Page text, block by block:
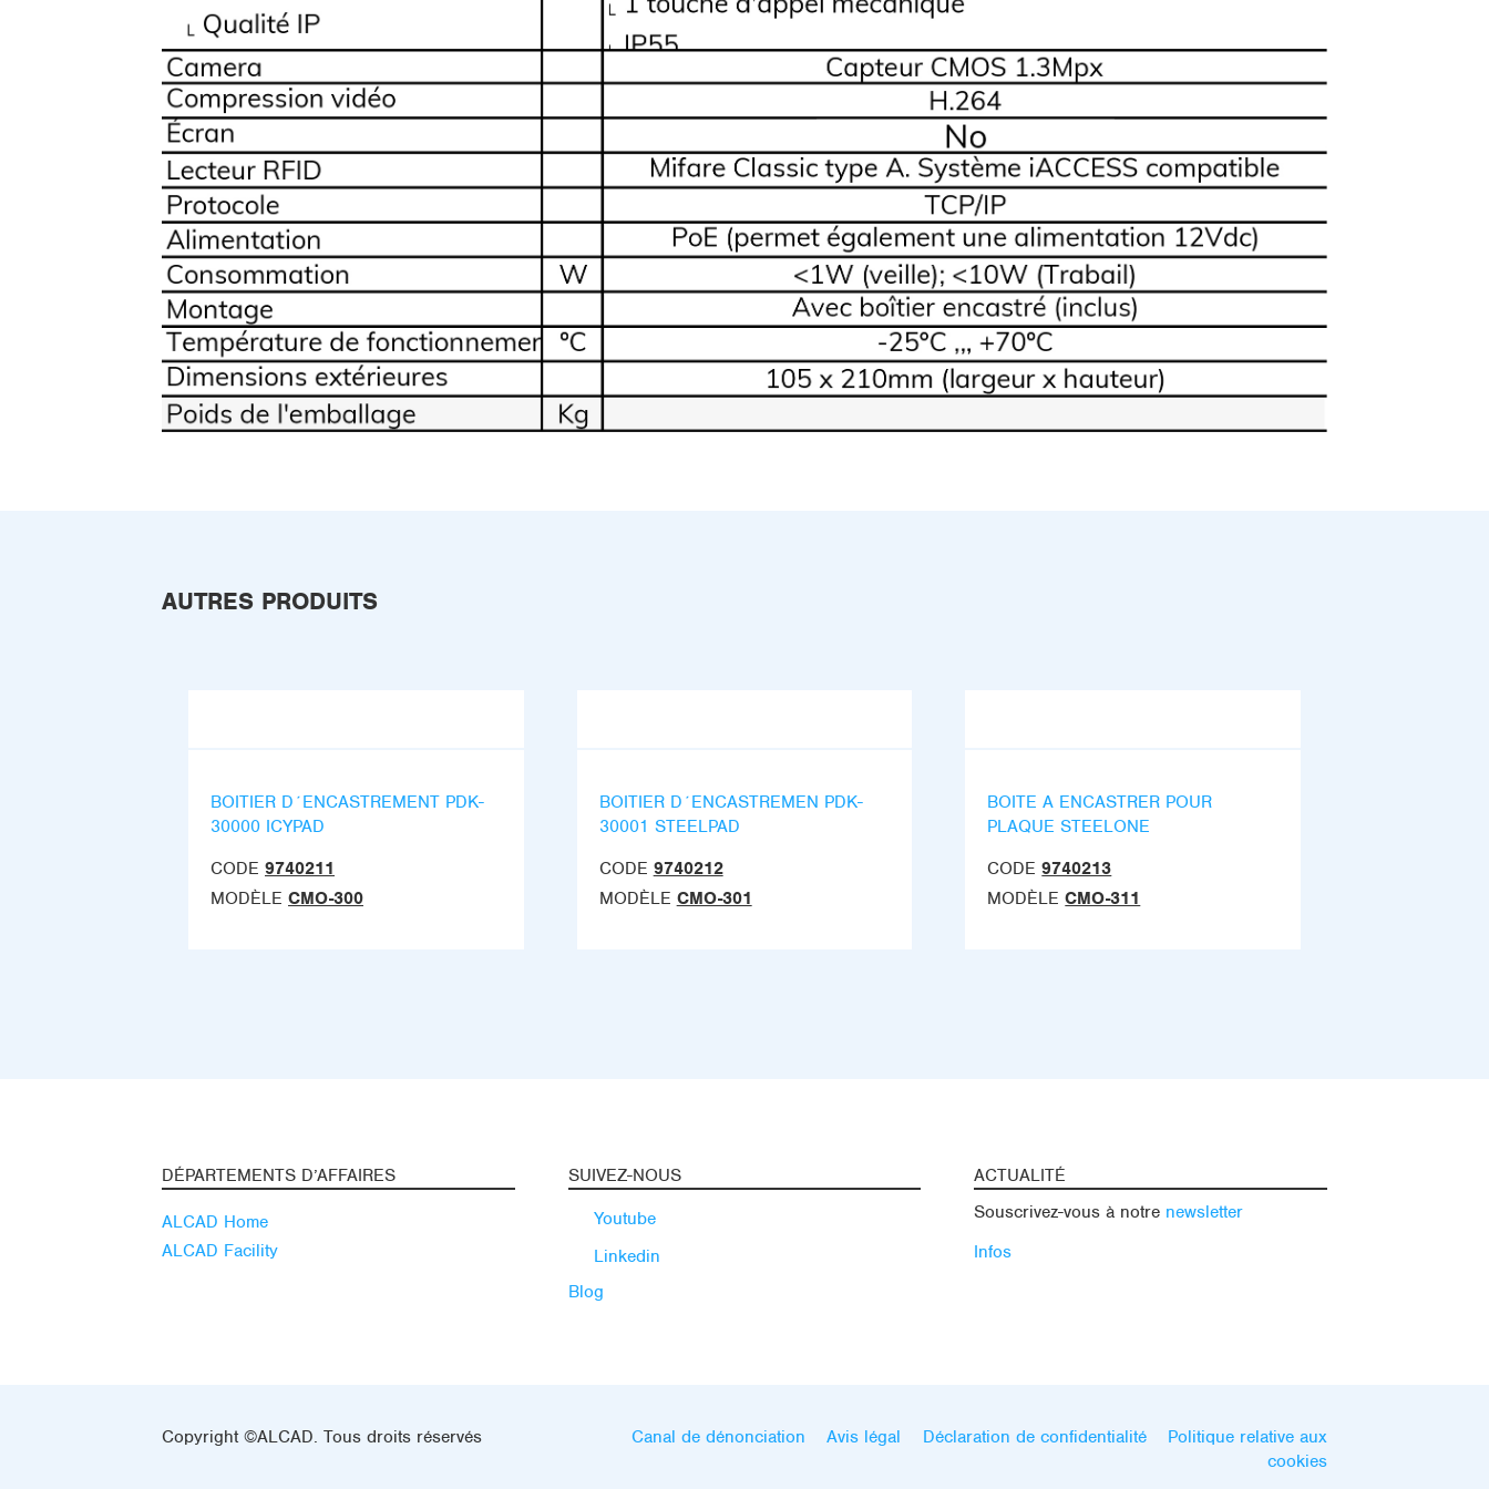
AUTRES PRODUITS
BOITIER D´ENCASTREMENT PDK-
30000 ICYPAD
CODE 9740211
MODÈLE CMO-300
BOITIER D´ENCASTREMEN PDK-
30001 STEELPAD
CODE 9740212
MODÈLE CMO-301
BOITE A ENCASTRER POUR
PLAQUE STEELONE
CODE 9740213
MODÈLE CMO-311
DÉPARTEMENTS D’AFFAIRES
ALCAD Home
ALCAD Facility
SUIVEZ-NOUS
Youtube
Linkedin
Blog
ACTUALITÉ
Souscrivez-vous à notre newsletter
Infos
Copyright ©ALCAD. Tous droits réservés Canal de dénonciation Avis légal Déclaration de confidentialité
Politique relative aux
cookies